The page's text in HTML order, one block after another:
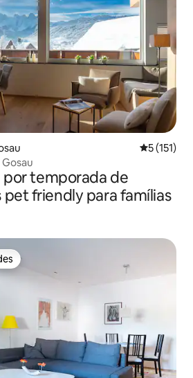
5 de uma
5 (151)
temporada de
friendly para famílias